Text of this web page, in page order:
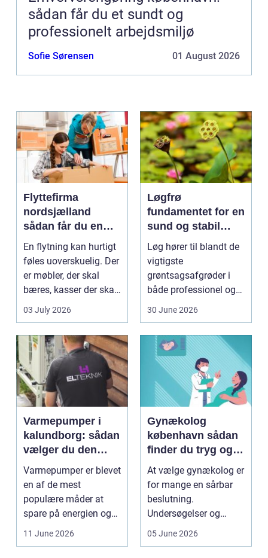
sådan får du et sundt og
professionelt arbejdsmiljø
Sofie Sørensen 01 August 2026
Flyttefirma
nordsjælland
sådan får du en
tryg og effektiv
flytning
En flytning kan hurtigt
føles uoverskuelig. Der
er møbler, der skal
bæres, kasser der skal
pakkes, o...
03 July 2026
Løgfrø
fundamentet for en
sund og stabil
løgavl
Løg hører til blandt de
vigtigste
grøntsagsafgrøder i
både professionel og
hobbybaseret
30 June 2026
Varmepumper i
kalundborg: sådan
vælger du den
rigtige løsning
Varmepumper er blevet
en af de mest
populære måder at
spare på energien og
få et bedre indeklima
11 June 2026
Gynækolog
københavn sådan
finder du tryg og
professionel hjælp
At vælge gynækolog er
for mange en sårbar
beslutning.
Undersøgelser og
behandlinger foregår i
05 June 2026